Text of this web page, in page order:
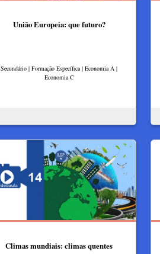
União Europeia: que futuro?
Secundário | Formação Específica | Economia A |
Economia C
Climas mundiais: climas quentes